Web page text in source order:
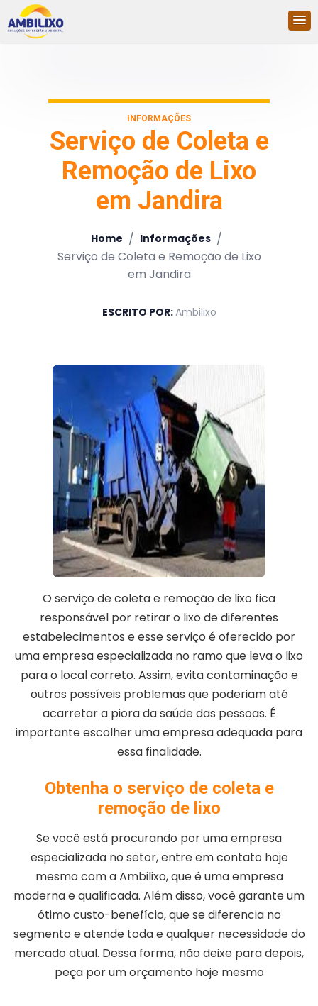
INFORMAÇÕES
Serviço de Coleta e
Remoção de Lixo
em Jandira
Home / Informações /
Serviço de Coleta e Remoção de Lixo
em Jandira
ESCRITO POR:Ambilixo
O serviço de coleta e remoção de lixo fica
responsável por retirar o lixo de diferentes
estabelecimentos e esse serviço é oferecido por
uma empresa especializada no ramo que leva o lixo
para o local correto. Assim, evita contaminação e
outros possíveis problemas que poderiam até
acarretar a piora da saúde das pessoas. É
importante escolher uma empresa adequada para
essa finalidade.
Obtenha o serviço de coleta e
remoção de lixo
Se você está procurando por uma empresa
especializada no setor, entre em contato hoje
mesmo com a Ambilixo, que é uma empresa
moderna e qualificada. Além disso, você garante um
ótimo custo-benefício, que se diferencia no
segmento e atende toda e qualquer necessidade do
mercado atual. Dessa forma, não deixe para depois,
peça por um orçamento hoje mesmo